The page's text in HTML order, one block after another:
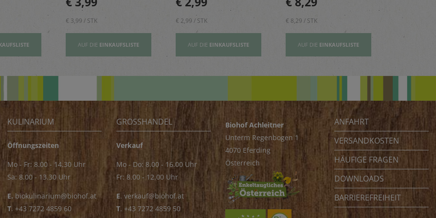
& Kekse
€ 3,99 / STK
AUF DIE EINKAUFSLISTE
€ 2,99 / STK
AUF DIE EINKAUFSLISTE
Omega-3-Fettsäuren
€ 8,29 / STK
AUF DIE EINKAUFSLISTE
KULINARIUM
Öffnungszeiten
Mo - Fr: 8.00 - 14.30 Uhr
Sa: 8.00 - 13.30 Uhr
E. biokulinarium@biohof.at
T. +43 7272 4859 60
GROSSHANDEL
Verkauf
Mo - Do: 8.00 - 16.00 Uhr
Fr: 8.00 - 12.00 Uhr
E. verkauf@biohof.at
T. +43 7272 4859 50
Biohof Achleitner
Unterm Regenbogen 1
4070 Eferding
Österreich
ANFAHRT
VERSANDKOSTEN
HÄUFIGE FRAGEN
DOWNLOADS
BARRIEREFREIHEIT